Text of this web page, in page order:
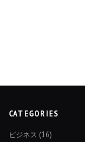
CATEGORIES
ビジネス (16)